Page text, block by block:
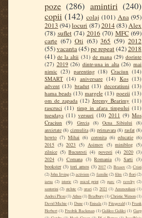
poze (286) amintiri (240)
copii (142) colaj (101) Ana (95)
2013 (94)locuri (87)2014(83)Alex
(78) suflet (74) 2016 (70) MFC (69)
carte (67) Oti (63) 365 (59) 2012
(55)vacanta(45)pe repeat(42)2018
(41) de la altii (31) de mana (29) dorinte
(27) 2019 (26) dintr-una in alta (26) mai
nimic (23) parenting (18) Craciun (14)
SMART (14) aniversare (14) Kos (13)
advent (13) bradut (13) decoratiuni (13)
hama beads (13) margele (13) poezii (13)
om de zapada (12) Jeremy Bearimy (11)
rascruci (11) timp in afara timpului (11)
tuesdays (11) versuri (10) 2011 (9) Mos
Craciun
(9) Grecia (8) Ocna Sibiului
(8)
anxietate (8) cizmulita (8) primavara (8) rasfat (8)
howto (7) Mihai (6) coronita (6) educatie (6)
2015 (5) 2023 (5) Asimov (5) miniblog (5)
zilnice (5) Bucuresti (4) povesti (4) 2020 (3)
2024 (3) Comana (3) Romania (3) Sarti (3)
bookster (3) tori amos (3) 2017 (2) Brasov (2) Cristi
(2)John Irving (2)activism (2) familie(2)film (2) flori(2)
iarna (2) istorie (2) micul print (2) parc (2) ravelry (2)
santorini (2) stelute (2) urari (2) 2021 (1) Ammouliani (1)
Andrei Plesu(1)Athos(1)Bradbury(1)Christie Watson(1)
David Michie (1) Dune(1)Enisala (1) Fitzgerald(1)Frank
Herbert (1) Fredrik Backman (1) Galileo Galilei (1) Garp